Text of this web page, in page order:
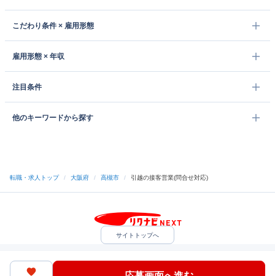
こだわり条件 × 雇用形態
雇用形態 × 年収
注目条件
他のキーワードから探す
転職・求人トップ / 大阪府 / 高槻市 / 引越の接客営業(問合せ対応)
サイトトップへ
中途採用をご検討の企業様
ヘルプ・お問い合わせ